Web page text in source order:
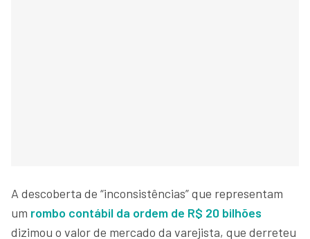
A descoberta de “inconsistências” que representam
um rombo contábil da ordem de R$ 20 bilhões
dizimou o valor de mercado da varejista, que derreteu